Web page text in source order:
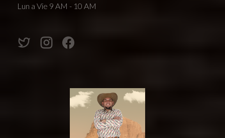
Lun a Vie 9 AM - 10 AM